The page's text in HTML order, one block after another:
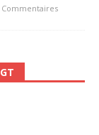
Commentaires